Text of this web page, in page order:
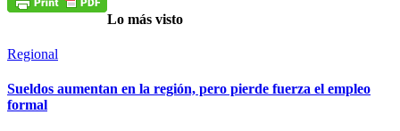
Lo más visto
Regional
Sueldos aumentan en la región, pero pierde fuerza el empleo
formal